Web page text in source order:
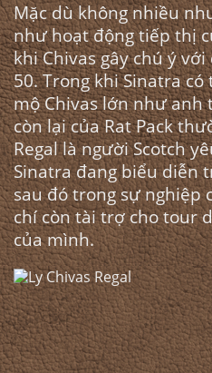
Mặc dù không nhiều
như hoạt động tiếp thị
khi Chivas gây chú ý
50. Trong khi Sinatra
mộ Chivas lớn như
còn lại của Rat Pack
Regal là người Scotch
Sinatra đang biểu diễn
sau đó trong sự nghiệp
chí còn tài trợ cho tour
của mình.